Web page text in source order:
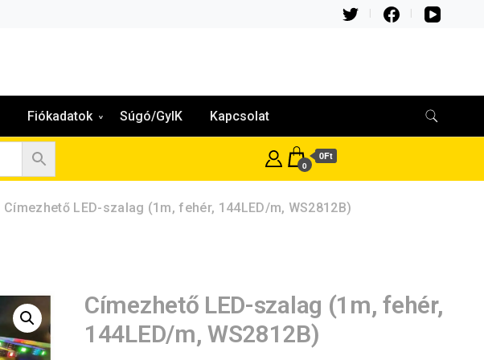
Fiókadatok Súgó/GyIK Kapcsolat
0
0Ft
Címezhető LED-szalag (1m, fehér, 144LED/m, WS2812B)
Címezhető LED-szalag (1m, fehér,
144LED/m, WS2812B)